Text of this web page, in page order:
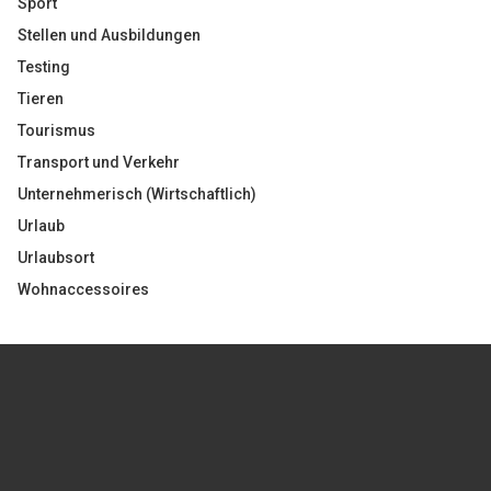
Stellen und Ausbildungen
Testing
Tieren
Tourismus
Transport und Verkehr
Unternehmerisch (Wirtschaftlich)
Urlaub
Urlaubsort
Wohnaccessoires